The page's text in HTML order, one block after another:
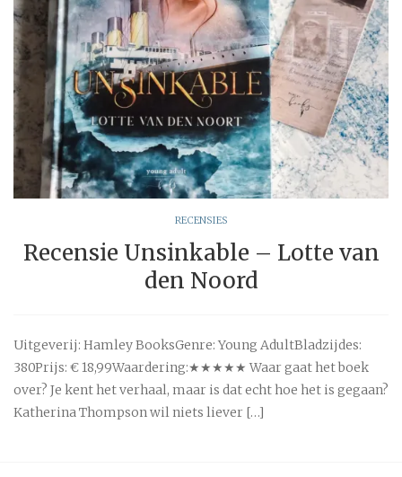
RECENSIES
Recensie Unsinkable – Lotte van
den Noord
Uitgeverij: Hamley BooksGenre: Young AdultBladzijdes:
380Prijs: € 18,99Waardering:★★★★★ Waar gaat het boek
over? Je kent het verhaal, maar is dat echt hoe het is gegaan?
Katherina Thompson wil niets liever […]